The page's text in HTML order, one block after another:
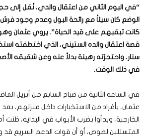
“في اليوم الثاني من اعتقال والدي، نُقل
الوضع كان سيئاً مع رائحة البول وعدم وجود فرش
كانت تبقيهم على قيد الحياة”. يروي عثمان
قصة اعتقال والده الستيني، الذي اختطفته
سنار، واحتجزته رهينة بدلاً عنه وعن شقيقه
في ذلك الوقت.
في الساعة الثانية من صباح السابع من أبريل
عثمان، بأفراد من الاستخبارات داخل منزلهم، بعد
الخارجية، وبدأوا بضرب الأبواب في البداية،
المتسللين لصوص، أو أن قوات الدعم السريع